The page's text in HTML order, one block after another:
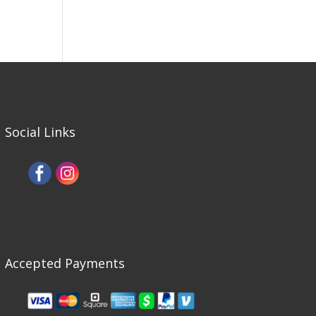
Social Links
Accepted Payments